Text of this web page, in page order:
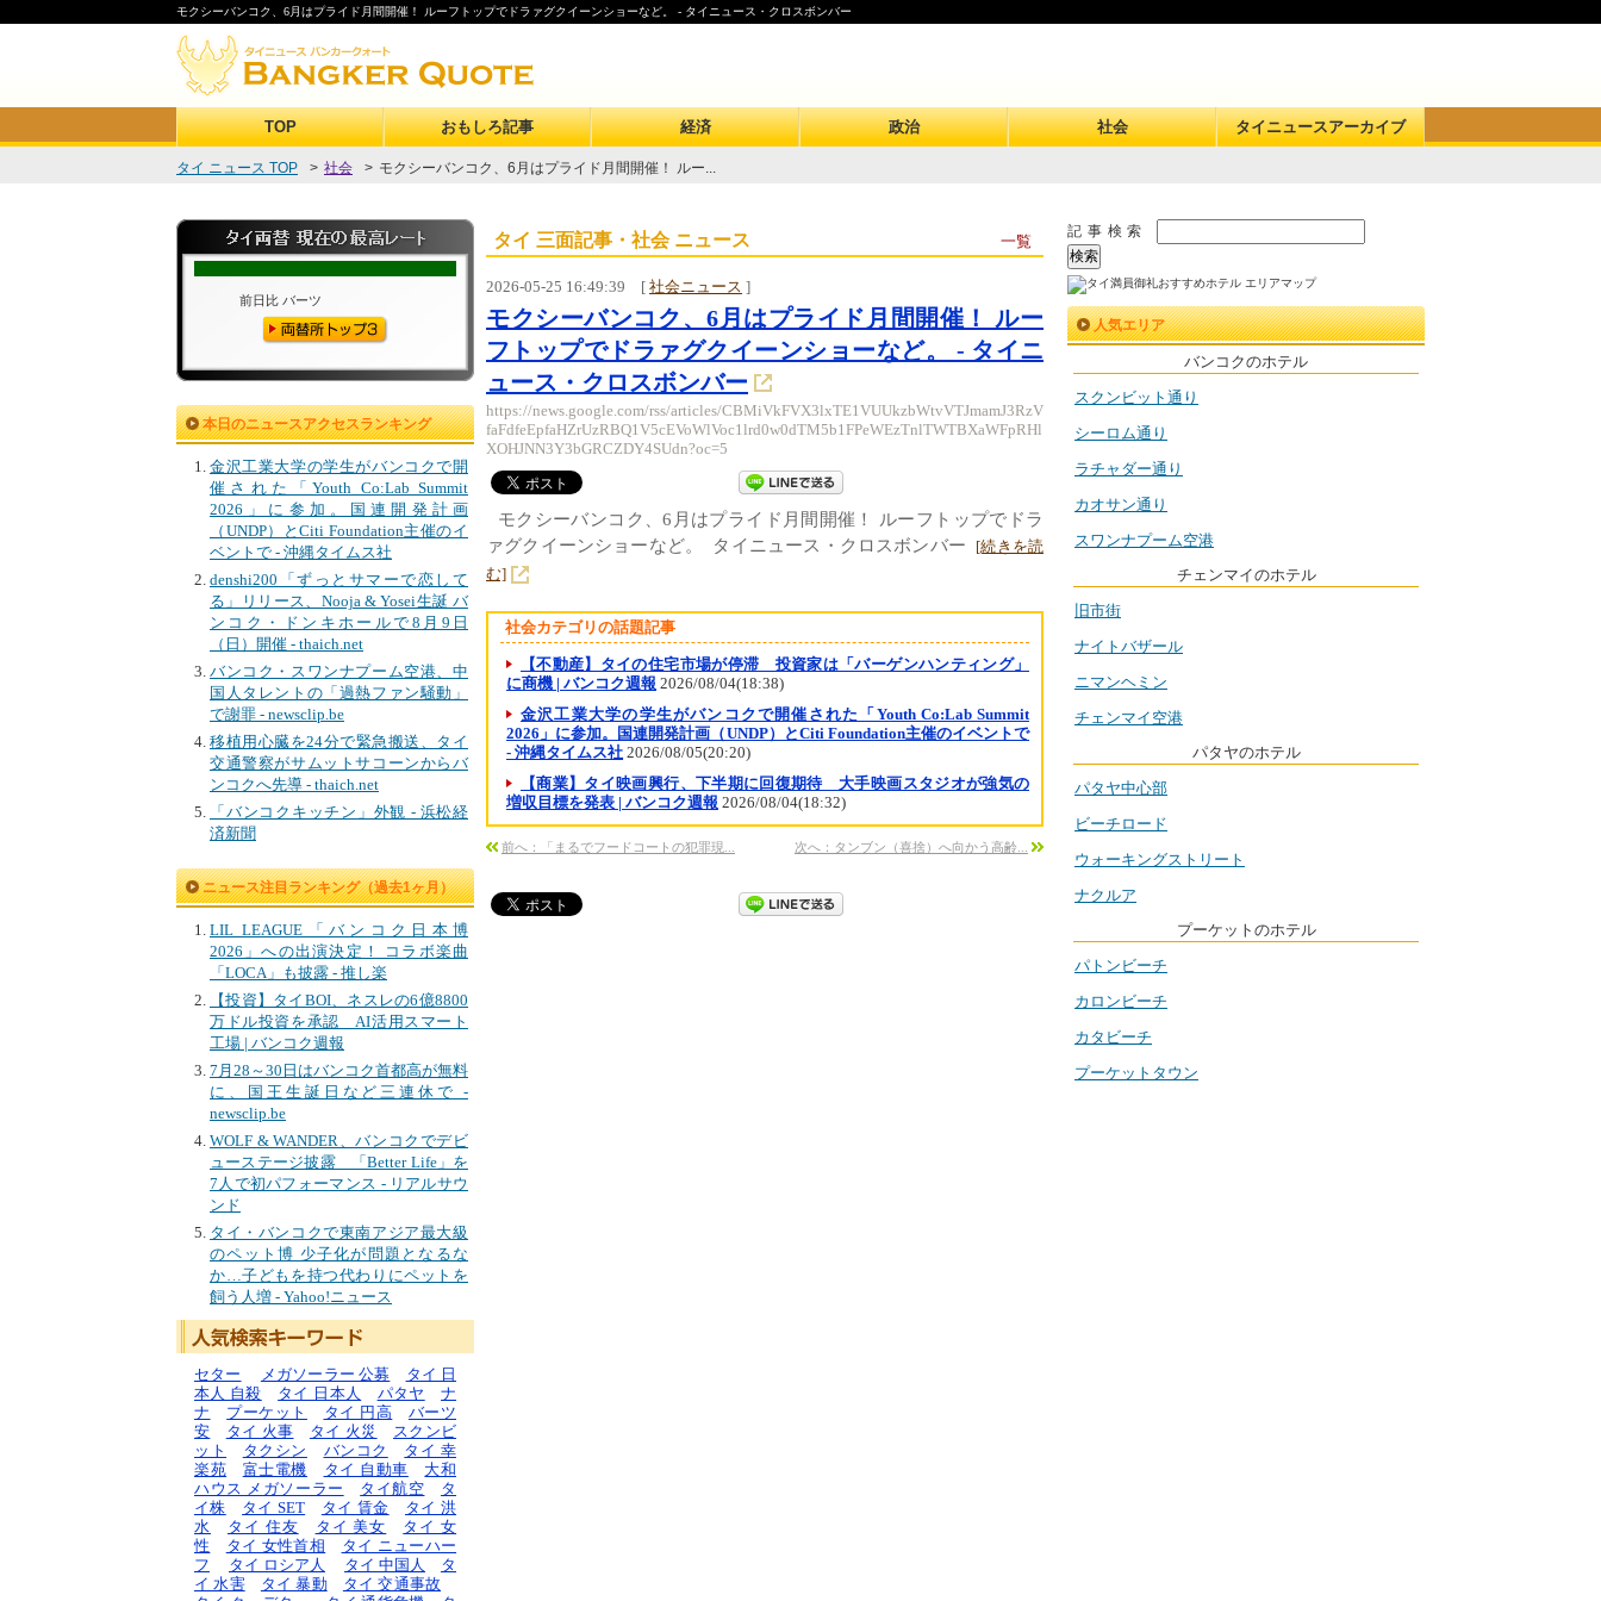
モクシーバンコク、6月はプライド月間開催！ ルーフトップでドラァグクイーンショーなど。 - タイニュース・クロスボンバー
TOP おもしろ記事 経済 政治 社会 タイニュースアーカイブ
タイ ニュース TOP > 社会 > モクシーバンコク、6月はプライド月間開催！ ルー...
本日のニュースアクセスランキング
金沢工業大学の学生がバンコクで開
催された「Youth Co:Lab Summit
2026」に参加。国連開発計画
（UNDP）とCiti Foundation主催のイ
ベントで - 沖縄タイムス社
denshi200「ずっとサマーで恋して
る」リリース、Nooja & Yosei生誕 バ
ンコク・ドンキホールで8月9日
（日）開催 - thaich.net
バンコク・スワンナプーム空港、中
国人タレントの「過熱ファン騒動」
で謝罪 - newsclip.be
移植用心臓を24分で緊急搬送、タイ
交通警察がサムットサコーンからバ
ンコクへ先導 - thaich.net
「バンコクキッチン」外観 - 浜松経
済新聞
ニュース注目ランキング（過去1ヶ月）
LIL LEAGUE「バンコク日本博
2026」への出演決定！ コラボ楽曲
「LOCA」も披露 - 推し楽
【投資】タイBOI、ネスレの6億8800
万ドル投資を承認 AI活用スマート
工場 | バンコク週報
7月28～30日はバンコク首都高が無料
に、国王生誕日など三連休で -
newsclip.be
WOLF & WANDER、バンコクでデビ
ューステージ披露 「Better Life」を
7人で初パフォーマンス - リアルサウ
ンド
タイ・バンコクで東南アジア最大級
のペット博 少子化が問題となるな
か…子どもを持つ代わりにペットを
飼う人増 - Yahoo!ニュース
セター メガソーラー 公募
タイ 日
本人 自殺
タイ 日本人 パタヤ
ナ
ナ
プーケット タイ 円高
バーツ
安
タイ 火事 タイ 火災
スクンビ
ット
タクシン バンコク
タイ 幸
楽苑
富士電機 タイ 自動車
大和
ハウス メガソーラー
タイ航空
タ
イ株
タイ SET タイ 賃金
タイ 洪
水
タイ 住友 タイ 美女
タイ 女
性
タイ 女性首相
タイ ニューハー
フ
タイ ロシア人 タイ 中国人
タ
イ 水害
タイ 暴動
タイ 交通事故
タイ 三面記事・社会 ニュース 一覧
2026-05-25 16:49:39 [ 社会ニュース ]
モクシーバンコク、6月はプライド月間開催！ ルー
フトップでドラァグクイーンショーなど。 - タイニ
ュース・クロスボンバー
https://news.google.com/rss/articles/CBMiVkFVX3lxTE1VUUkzbWtvVTJmamJ3RzV
faFdfeEpfaHZrUzRBQ1V5cEVoWlVoc1lrd0w0dTM5b1FPeWEzTnlTWTBXaWFpRHl
XOHJNN3Y3bGRCZDY4SUdn?oc=5
モクシーバンコク、6月はプライド月間開催！ ルーフトップでドラ
ァグクイーンショーなど。 タイニュース・クロスボンバー [続きを読
む]
社会カテゴリの話題記事
【不動産】タイの住宅市場が停滞 投資家は「バーゲンハンティング」
に商機 | バンコク週報 2026/08/04(18:38)
金沢工業大学の学生がバンコクで開催された「Youth Co:Lab Summit
2026」に参加。国連開発計画（UNDP）とCiti Foundation主催のイベントで
- 沖縄タイムス社 2026/08/05(20:20)
【商業】タイ映画興行、下半期に回復期待 大手映画スタジオが強気の
増収目標を発表 | バンコク週報 2026/08/04(18:32)
前へ：「まるでフードコートの犯罪現... 次へ：タンブン（喜捨）へ向かう高齢...
記事検索